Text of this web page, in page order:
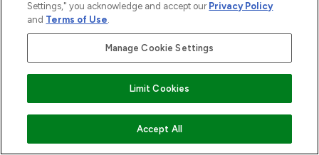
ZUM WARENKORB HINZUFÜGEN
Settings," you acknowledge and accept our Privacy Policy
and Terms of Use.
Manage Cookie Settings
Limit Cookies
Accept All